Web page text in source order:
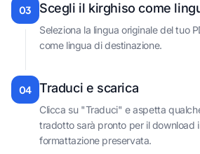
03 Scegli il kirghiso come
Seleziona la lingua originale del tuo
come lingua di destinazione.
04 Traduci e scarica
Clicca su "Traduci" e aspetta
tradotto sarà pronto per il download
formattazione preservata.